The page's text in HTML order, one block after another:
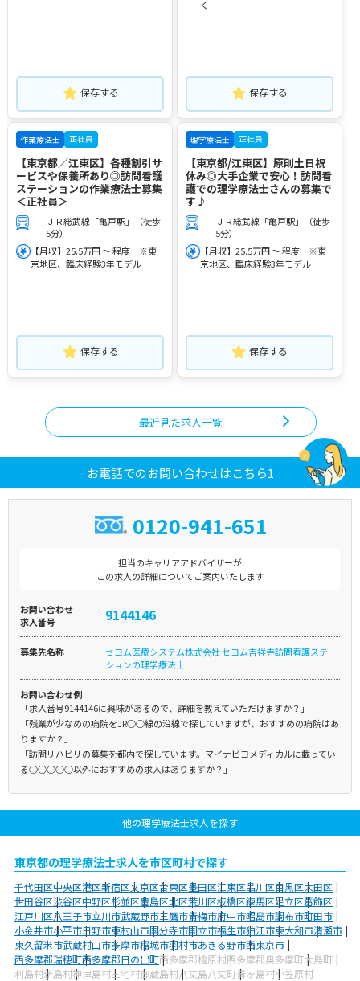
保存する
く
保存する
作業療法士 正社員
【東京都／江東区】各種割引サ
ービスや保養所あり◎訪問看護
ステーションの作業療法士募集
＜正社員＞
ＪＲ総武線「亀戸駅」（徒歩
5分）
【月収】25.5万円 ～ 程度 ※東
京地区、臨床経験3年モデル
保存する
理学療法士 正社員
【東京都/江東区】原則土日祝
休み◎大手企業で安心！訪問看
護での理学療法士さんの募集で
す♪
ＪＲ総武線「亀戸駅」（徒歩
5分）
【月収】25.5万円 ～ 程度 ※東
京地区、臨床経験3年モデル
保存する
最近見た求人一覧
お電話でのお問い合わせはこちら1
0120-941-651
担当のキャリアアドバイザーが
この求人の詳細についてご案内いたします
お問い合わせ
求人番号
9144146
募集先名称
セコム医療システム株式会社 セコム吉祥寺訪問看護ステー
ションの理学療法士
お問い合わせ例
「求人番号9144146に興味があるので、詳細を教えていただけますか？」
「残業が少なめの病院をJR○○線の沿線で探していますが、おすすめの病院はあ
りますか？」
「訪問リハビリの募集を都内で探しています。マイナビコメディカルに載ってい
る○○○○○以外におすすめの求人はありますか？」
他の理学療法士求人を探す
東京都の理学療法士求人を市区町村で探す
千代田区中央区港区新宿区文京区台東区墨田区江東区品川区目黒区大田区
世田谷区渋谷区中野区杉並区豊島区北区荒川区板橋区練馬区足立区葛飾区
江戸川区八王子市立川市武蔵野市三鷹市青梅市府中市昭島市調布市町田市
小金井市小平市日野市東村山市国分寺市国立市福生市狛江市東大和市清瀬市
東久留米市武蔵村山市多摩市稲城市羽村市あきる野市西東京市
西多摩郡瑞穂町西多摩郡日の出町西多摩郡檜原村西多摩郡奥多摩町大島町
利島村新島村神津島村三宅村御蔵島村八丈島八丈町青ヶ島村小笠原村